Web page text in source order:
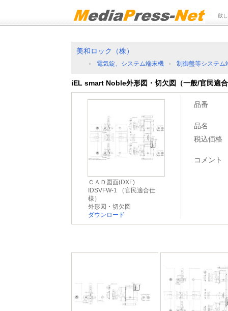
欲
美和ロック（株）
電気錠、システム端末機 制御盤等システム
iEL smart Noble外形図・切欠図（一般/官民
ＣＡＤ図面(DXF)
IDSVFW-1 （官民適合仕
様）
外形図・切欠図
ダウンロード
品番
品名
税込価格
コメント